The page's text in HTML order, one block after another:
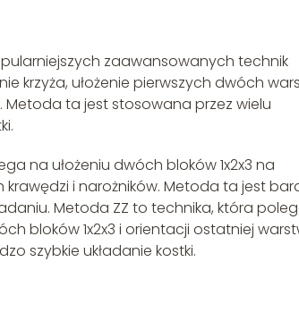
zaawansowanych technik
krzyża, ułożenie pierwszych dwóch
ta jest stosowana przez wielu
na ułożeniu dwóch bloków 1x2x3 na
i narożników. Metoda ta jest
Metoda ZZ to technika, która
bloków 1x2x3 i orientacji ostatniej
szybkie układanie kostki.